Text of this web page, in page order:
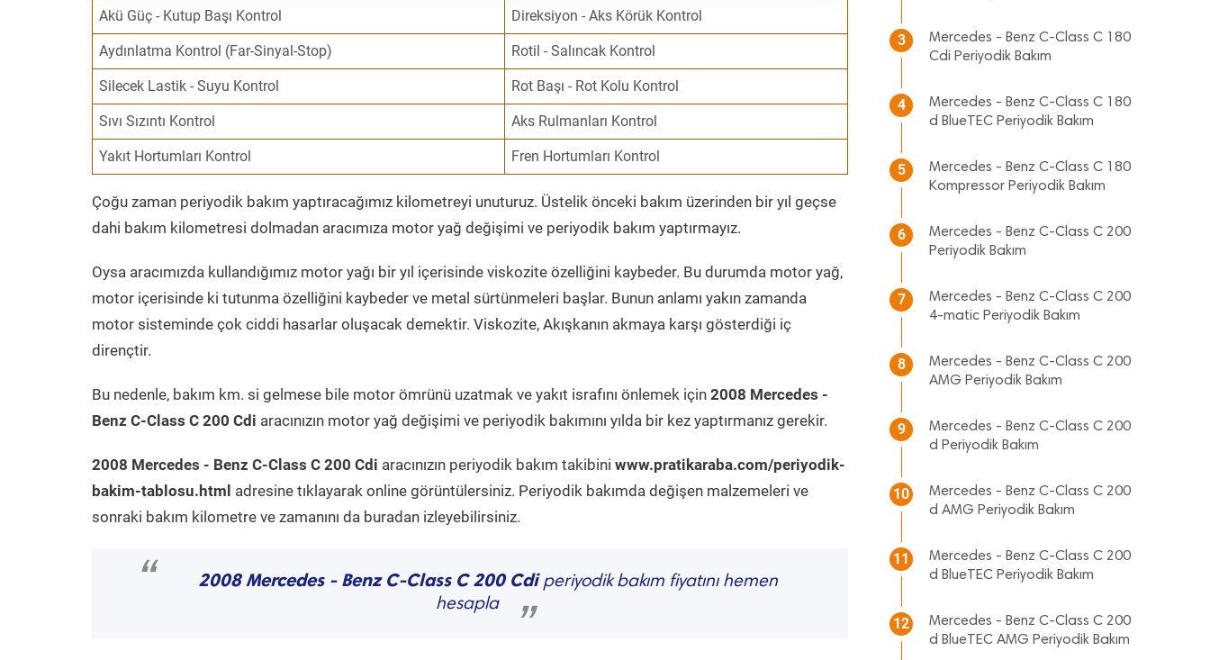
Akü Güç - Kutup Başı Kontrol Direksiyon - Aks Körük Kontrol
Aydınlatma Kontrol (Far-Sinyal-Stop) Rotil - Salıncak Kontrol
Silecek Lastik - Suyu Kontrol Rot Başı - Rot Kolu Kontrol
Sıvı Sızıntı Kontrol Aks Rulmanları Kontrol
Yakıt Hortumları Kontrol Fren Hortumları Kontrol
Çoğu zaman periyodik bakım yaptıracağımız kilometreyi unuturuz. Üstelik önceki bakım üzerinden bir yıl geçse
dahi bakım kilometresi dolmadan aracımıza motor yağ değişimi ve periyodik bakım yaptırmayız.
Oysa aracımızda kullandığımız motor yağı bir yıl içerisinde viskozite özelliğini kaybeder. Bu durumda motor yağ,
motor içerisinde ki tutunma özelliğini kaybeder ve metal sürtünmeleri başlar. Bunun anlamı yakın zamanda
motor sisteminde çok ciddi hasarlar oluşacak demektir. Viskozite, Akışkanın akmaya karşı gösterdiği iç
dirençtir.
Bu nedenle, bakım km. si gelmese bile motor ömrünü uzatmak ve yakıt israfını önlemek için 2008 Mercedes -
Benz C-Class C 200 Cdi aracınızın motor yağ değişimi ve periyodik bakımını yılda bir kez yaptırmanız gerekir.
2008 Mercedes - Benz C-Class C 200 Cdi aracınızın periyodik bakım takibini www.pratikaraba.com/periyodik-
bakim-tablosu.html adresine tıklayarak online görüntülersiniz. Periyodik bakımda değişen malzemeleri ve
sonraki bakım kilometre ve zamanını da buradan izleyebilirsiniz.
“ 2008 Mercedes - Benz C-Class C 200 Cdiperiyodik bakım fiyatını hemen
hesapla
”
3
Mercedes - Benz C-Class C 180
Cdi Periyodik Bakım
4
Mercedes - Benz C-Class C 180
d BlueTEC Periyodik Bakım
5
Mercedes - Benz C-Class C 180
Kompressor Periyodik Bakım
6
Mercedes - Benz C-Class C 200
Periyodik Bakım
7
Mercedes - Benz C-Class C 200
4-matic Periyodik Bakım
8
Mercedes - Benz C-Class C 200
AMG Periyodik Bakım
9
Mercedes - Benz C-Class C 200
d Periyodik Bakım
10
Mercedes - Benz C-Class C 200
d AMG Periyodik Bakım
11
Mercedes - Benz C-Class C 200
d BlueTEC Periyodik Bakım
12
Mercedes - Benz C-Class C 200
d BlueTEC AMG Periyodik Bakım